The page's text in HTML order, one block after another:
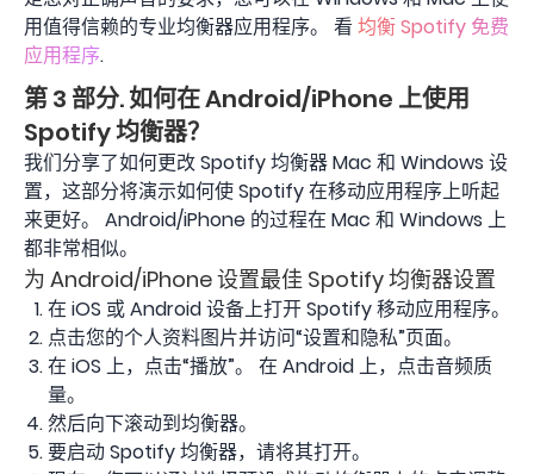
用值得信赖的专业均衡器应用程序。 看 均衡 Spotify 免费
应用程序.
第 3 部分. 如何在 Android/iPhone 上使用
Spotify 均衡器？
我们分享了如何更改 Spotify 均衡器 Mac 和 Windows 设
置，这部分将演示如何使 Spotify 在移动应用程序上听起
来更好。 Android/iPhone 的过程在 Mac 和 Windows 上
都非常相似。
为 Android/iPhone 设置最佳 Spotify 均衡器设置
在 iOS 或 Android 设备上打开 Spotify 移动应用程序。
点击您的个人资料图片并访问“设置和隐私”页面。
在 iOS 上，点击“播放”。 在 Android 上，点击音频质
量。
然后向下滚动到均衡器。
要启动 Spotify 均衡器，请将其打开。